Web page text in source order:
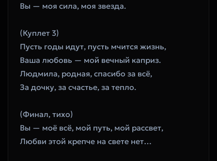
Вы — моя сила, моя звезда.
(Куплет 3)
Пусть годы идут, пусть мчится жизнь,
Ваша любовь — мой вечный каприз.
Людмила, родная, спасибо за всё,
За дочку, за счастье, за тепло.
(Финал, тихо)
Вы — моё всё, мой путь, мой рассвет,
Любви этой крепче на свете нет…